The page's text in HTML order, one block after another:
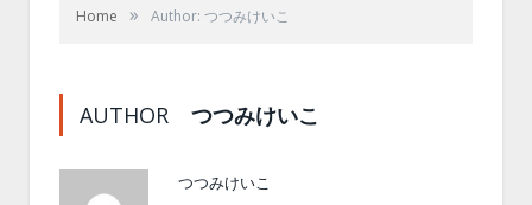
Home » Author: つつみけいこ
AUTHOR つつみけいこ
つつみけいこ